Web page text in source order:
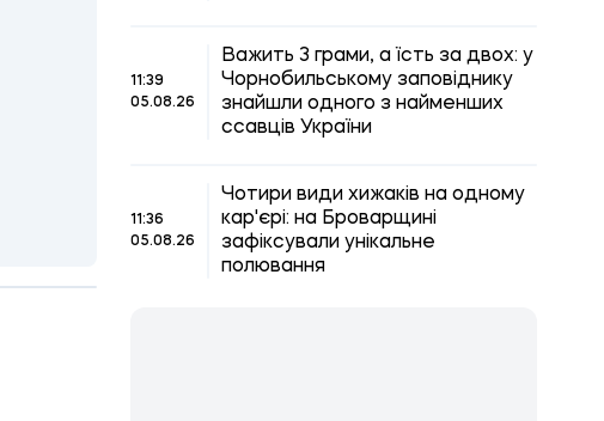
11:39
05.08.26
Важить 3 грами, а їсть за двох: у
Чорнобильському заповіднику
знайшли одного з найменших
ссавців України
11:36
05.08.26
Чотири види хижаків на одному
кар'єрі: на Броварщині
зафіксували унікальне
полювання